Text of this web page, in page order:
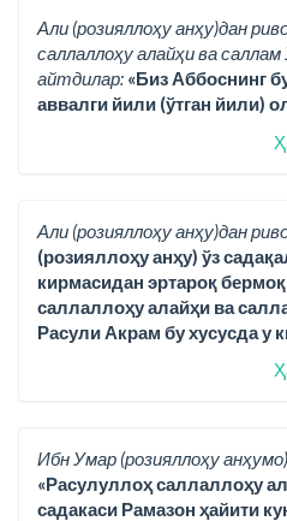
Али (розияллоҳу анҳу)дан
саллаллоҳу алайҳи ва
айтдилар: «Биз Аббоснинг
аввалги йили (ўтган йили)
Али (розияллоҳу анҳу)дан
(розияллоҳу анҳу) ўз
кирмасидан эртароқ
саллаллоҳу алайҳи ва
Расули Акрам бу хусусда у
Ибн Умар (розияллоҳу
«Расулуллоҳ саллаллоҳу
садакаси Рамазон ҳайити